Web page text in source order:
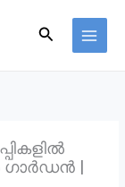
Search
ഗാർഡൻ |